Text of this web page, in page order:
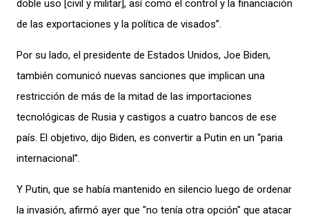
doble uso [civil y militar], así como el control y la financiación
de las exportaciones y la política de visados”.
Por su lado, el presidente de Estados Unidos, Joe Biden,
también comunicó nuevas sanciones que implican una
restricción de más de la mitad de las importaciones
tecnológicas de Rusia y castigos a cuatro bancos de ese
país. El objetivo, dijo Biden, es convertir a Putin en un “paria
internacional”.
Y Putin, que se había mantenido en silencio luego de ordenar
la invasión, afirmó ayer que "no tenía otra opción" que atacar